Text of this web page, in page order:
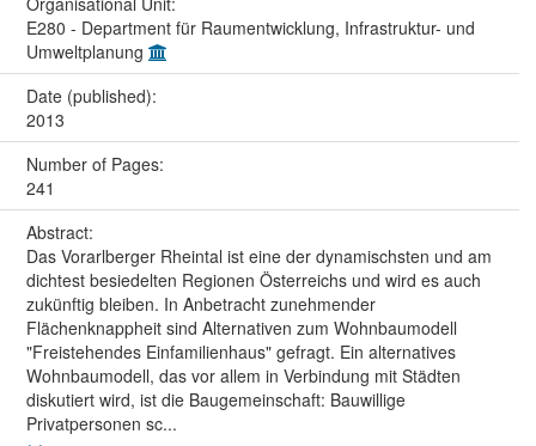
E280 - Department für Raumentwicklung, Infrastruktur- und
Umweltplanung
Date (published):
2013
Number of Pages:
241
Abstract:
Das Vorarlberger Rheintal ist eine der dynamischsten und am
dichtest besiedelten Regionen Österreichs und wird es auch
zukünftig bleiben. In Anbetracht zunehmender
Flächenknappheit sind Alternativen zum Wohnbaumodell
"Freistehendes Einfamilienhaus" gefragt. Ein alternatives
Wohnbaumodell, das vor allem in Verbindung mit Städten
diskutiert wird, ist die Baugemeinschaft: Bauwillige
Privatpersonen sc...